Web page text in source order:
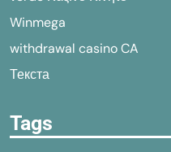
Winmega
withdrawal casino CA
Текста
Tags